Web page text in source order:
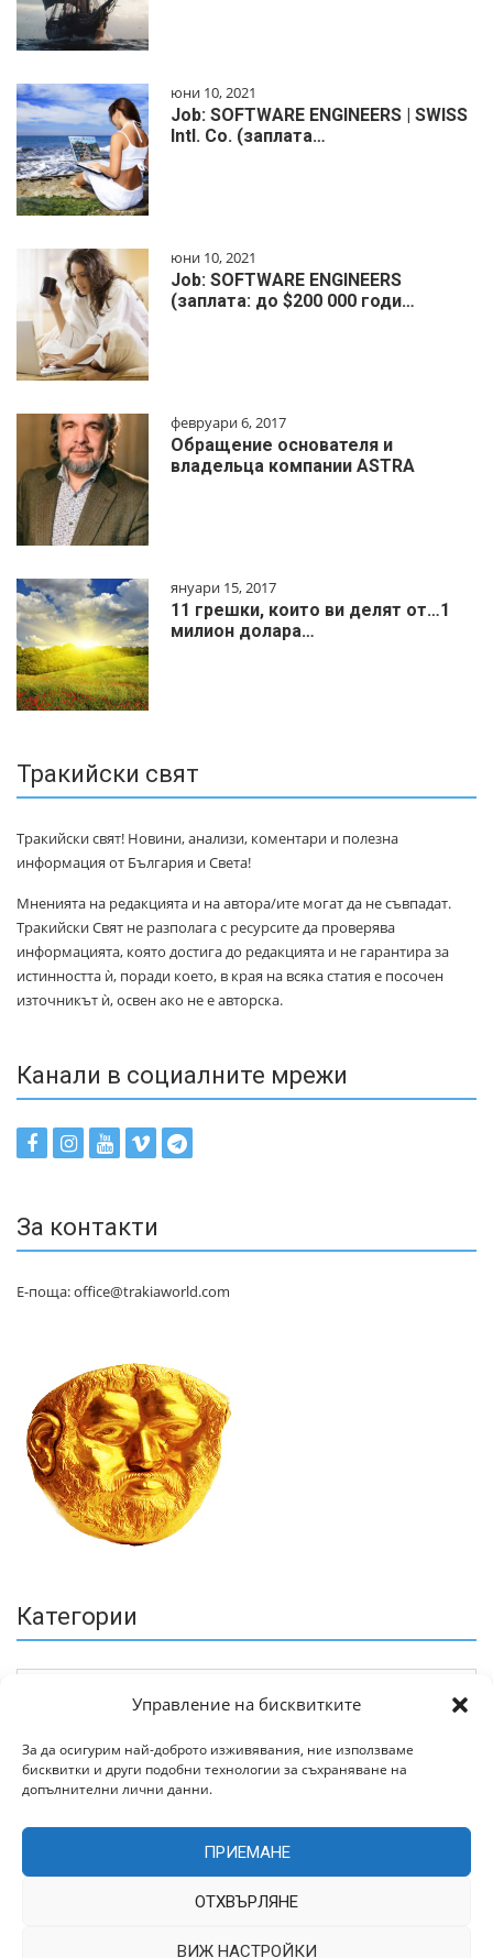
Управление на бисквитките
За да осигурим най-доброто изживявания, ние използваме
бисквитки и други подобни технологии за съхраняване на
допълнителни лични данни.
ПРИЕМАНЕ
ОТХВЪРЛЯНЕ
ВИЖ НАСТРОЙКИ
юни 10, 2021
Job: SOFTWARE ENGINEERS | SWISS
Intl. Co. (заплата…
юни 10, 2021
Job: SOFTWARE ENGINEERS
(заплата: до $200 000 годи…
февруари 6, 2017
Обращение основателя и
владельца компании ASTRA
януари 15, 2017
11 грешки, които ви делят от…1
милиoн дoлapa…
Тракийски свят
Тракийски свят! Новини, анализи, коментари и полезна
информация от България и Света!
Мненията на редакцията и на автора/ите могат да не съвпадат.
Тракийски Свят не разполага с ресурсите да проверява
информацията, която достига до редакцията и не гарантира за
истинността ѝ, поради което, в края на всяка статия е посочен
източникът ѝ, освен ако не е авторска.
Канали в социалните мрежи
За контакти
Е-поща: office@trakiaworld.com
Категории
Архив